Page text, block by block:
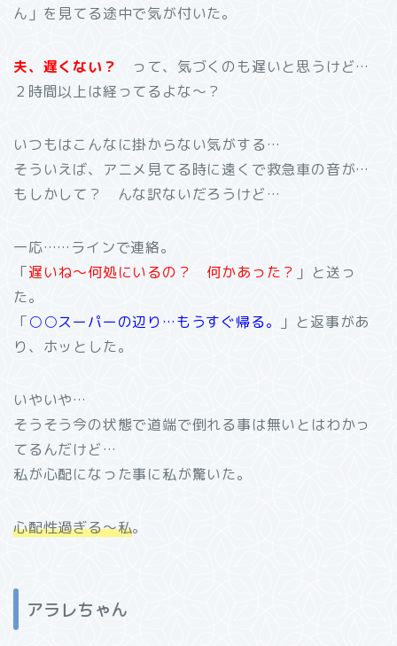
ん」を見てる途中で気が付いた。
夫、遅くない？ って、気づくのも遅いと思うけど…
２時間以上は経ってるよな～？
いつもはこんなに掛からない気がする…
そういえば、アニメ見てる時に遠くで救急車の音が…
もしかして？ んな訳ないだろうけど…
一応……ラインで連絡。
「遅いね～何処にいるの？ 何かあった？ 」と送っ
た。
「○○スーパーの辺り…もうすぐ帰る。
」と返事があ
り、ホッとした。
いやいや…
そうそう今の状態で道端で倒れる事は無いとはわかっ
てるんだけど…
私が心配になった事に私が驚いた。
心配性過ぎる～私。
アラレちゃん